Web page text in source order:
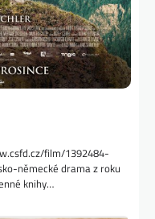
film/1392484-
německé drama z roku
knihy…